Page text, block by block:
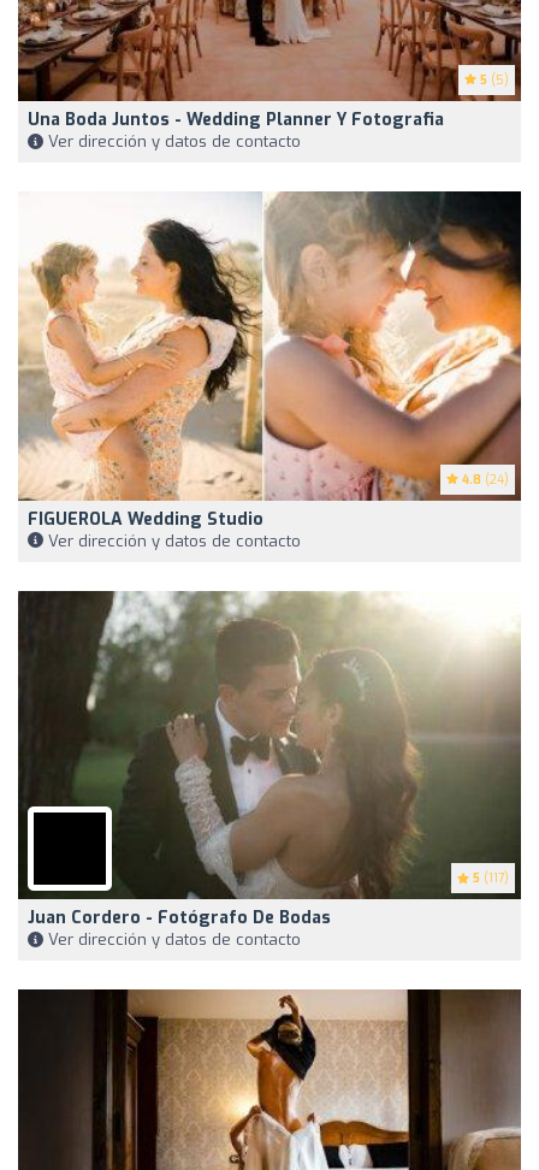
5 (5)
Una Boda Juntos - Wedding Planner Y Fotografia
Ver dirección y datos de contacto
4.8 (24)
FIGUEROLA Wedding Studio
Ver dirección y datos de contacto
5 (117)
Juan Cordero - Fotógrafo De Bodas
Ver dirección y datos de contacto